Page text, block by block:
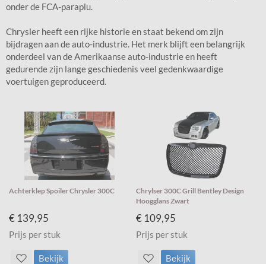
onder de FCA-paraplu.
Chrysler heeft een rijke historie en staat bekend om zijn
bijdragen aan de auto-industrie. Het merk blijft een belangrijk
onderdeel van de Amerikaanse auto-industrie en heeft
gedurende zijn lange geschiedenis veel gedenkwaardige
voertuigen geproduceerd.
Achterklep Spoiler Chrysler 300C
€ 139,95
Prijs per stuk
Bekijk
Chrylser 300C Grill Bentley Design
Hoogglans Zwart
€ 109,95
Prijs per stuk
Bekijk